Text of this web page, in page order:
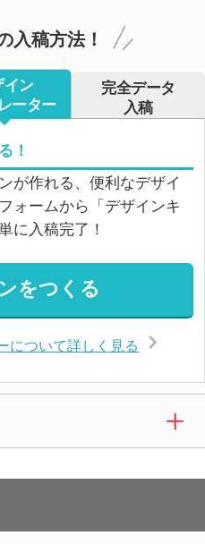
入稿方法！
イン
ーター
完全データ
入稿
！
が作れる、便利なデザイ
ォームから「デザインキ
に入稿完了！
をつくる
について詳しく見る